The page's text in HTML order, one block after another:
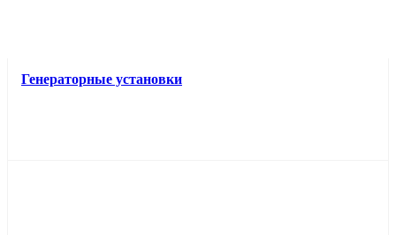
Генераторные установки